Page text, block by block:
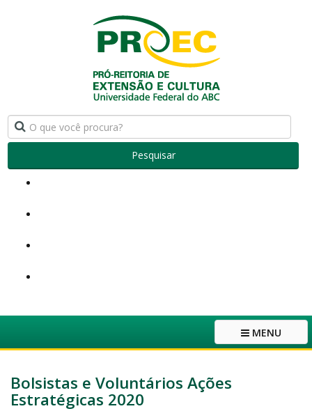
Pesquisar
MENU
Bolsistas e Voluntários Ações
Estratégicas 2020